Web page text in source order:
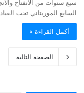
سبع سنوات من الانفتاح
السابع الموريتاني تحت
أكمل القراءة »
الصفحة التالية